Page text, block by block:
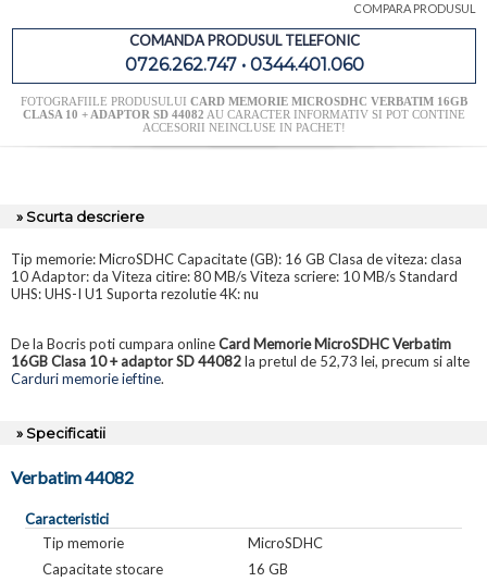
COMPARA PRODUSUL
COMANDA PRODUSUL TELEFONIC
0726.262.747 • 0344.401.060
FOTOGRAFIILE PRODUSULUI CARD MEMORIE MICROSDHC VERBATIM 16GB
CLASA 10 + ADAPTOR SD 44082 AU CARACTER INFORMATIV SI POT CONTINE
ACCESORII NEINCLUSE IN PACHET!
» Scurta descriere
Tip memorie: MicroSDHC Capacitate (GB): 16 GB Clasa de viteza: clasa
10 Adaptor: da Viteza citire: 80 MB/s Viteza scriere: 10 MB/s Standard
UHS: UHS-I U1 Suporta rezolutie 4K: nu
De la Bocris poti cumpara onlineCard Memorie MicroSDHC Verbatim
16GB Clasa 10 + adaptor SD 44082la pretul de 52,73 lei, precum si alte
Carduri memorie ieftine.
» Specificatii
Verbatim 44082
Caracteristici
Tip memorie
MicroSDHC
Capacitate stocare
16 GB